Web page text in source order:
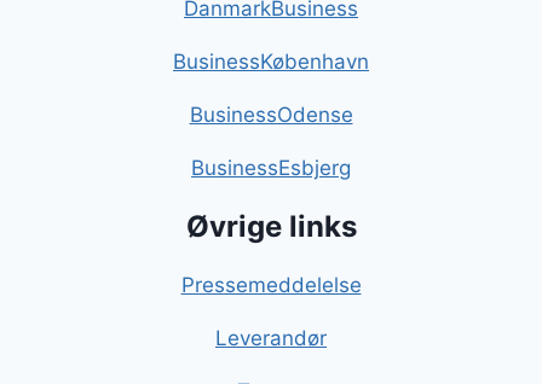
DanmarkBusiness
BusinessKøbenhavn
BusinessOdense
BusinessEsbjerg
Øvrige links
Pressemeddelelse
Leverandør